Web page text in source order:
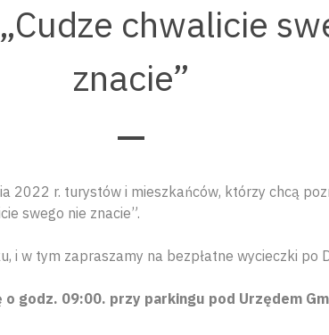
chwalicie
znacie”
2022 r. turystów i mieszkańców, którzy chcą
swego nie znacie”.
i w tym zapraszamy na bezpłatne wycieczki po
godz. 09:00. przy parkingu pod Urzędem